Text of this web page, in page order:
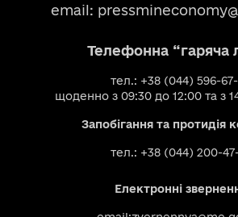
email:
Телефонна “гаряча
тел.: +38 (044) 596-
щоденно з 09:30 до 12:00 та з
Запобігання та протидія
тел.: +38 (044) 200-
Електронні